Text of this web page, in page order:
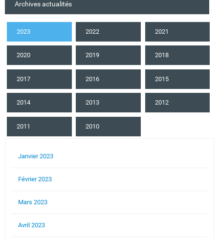
Archives actualités
2023 2022 2021
2020 2019 2018
2017 2016 2015
2014 2013 2012
2011 2010
Janvier 2023
Février 2023
Mars 2023
Avril 2023